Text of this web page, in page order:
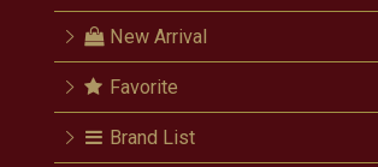
New Arrival
Favorite
Brand List